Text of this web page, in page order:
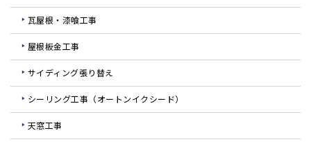
瓦屋根・漆喰工事
屋根板金工事
サイディング張り替え
シーリング工事（オートンイクシード）
天窓工事